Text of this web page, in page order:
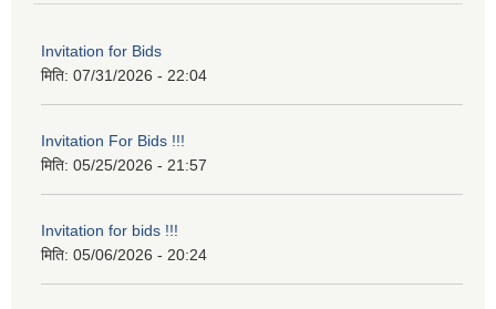
Invitation for Bids
मिति: 07/31/2026 - 22:04
Invitation For Bids !!!
मिति: 05/25/2026 - 21:57
Invitation for bids !!!
मिति: 05/06/2026 - 20:24